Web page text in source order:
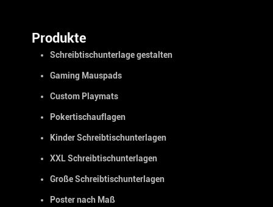
Produkte
Schreibtischunterlage gestalten
Gaming Mauspads
Custom Playmats
Pokertischauflagen
Kinder Schreibtischunterlagen
XXL Schreibtischunterlagen
Große Schreibtischunterlagen
Poster nach Maß